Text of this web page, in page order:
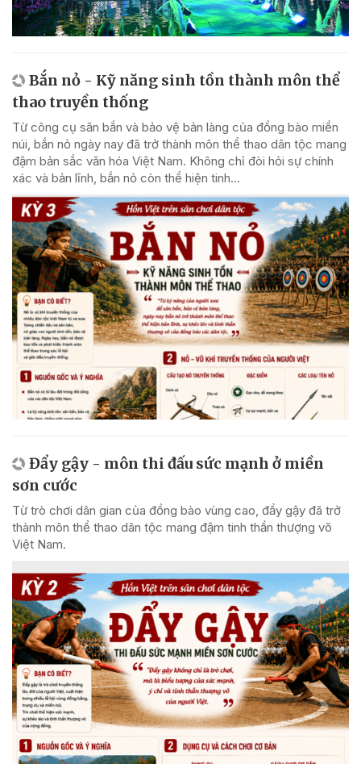
Bắn nỏ - Kỹ năng sinh tồn thành môn thể
thao truyền thống
Từ công cụ săn bắn và bảo vệ bản làng của đồng bào miền
núi, bắn nỏ ngày nay đã trở thành môn thể thao dân tộc mang
đậm bản sắc văn hóa Việt Nam. Không chỉ đòi hỏi sự chính
xác và bản lĩnh, bắn nỏ còn thể hiện tinh...
Đẩy gậy - môn thi đấu sức mạnh ở miền
sơn cước
Từ trò chơi dân gian của đồng bào vùng cao, đẩy gậy đã trở
thành môn thể thao dân tộc mang đậm tinh thần thượng võ
Việt Nam.